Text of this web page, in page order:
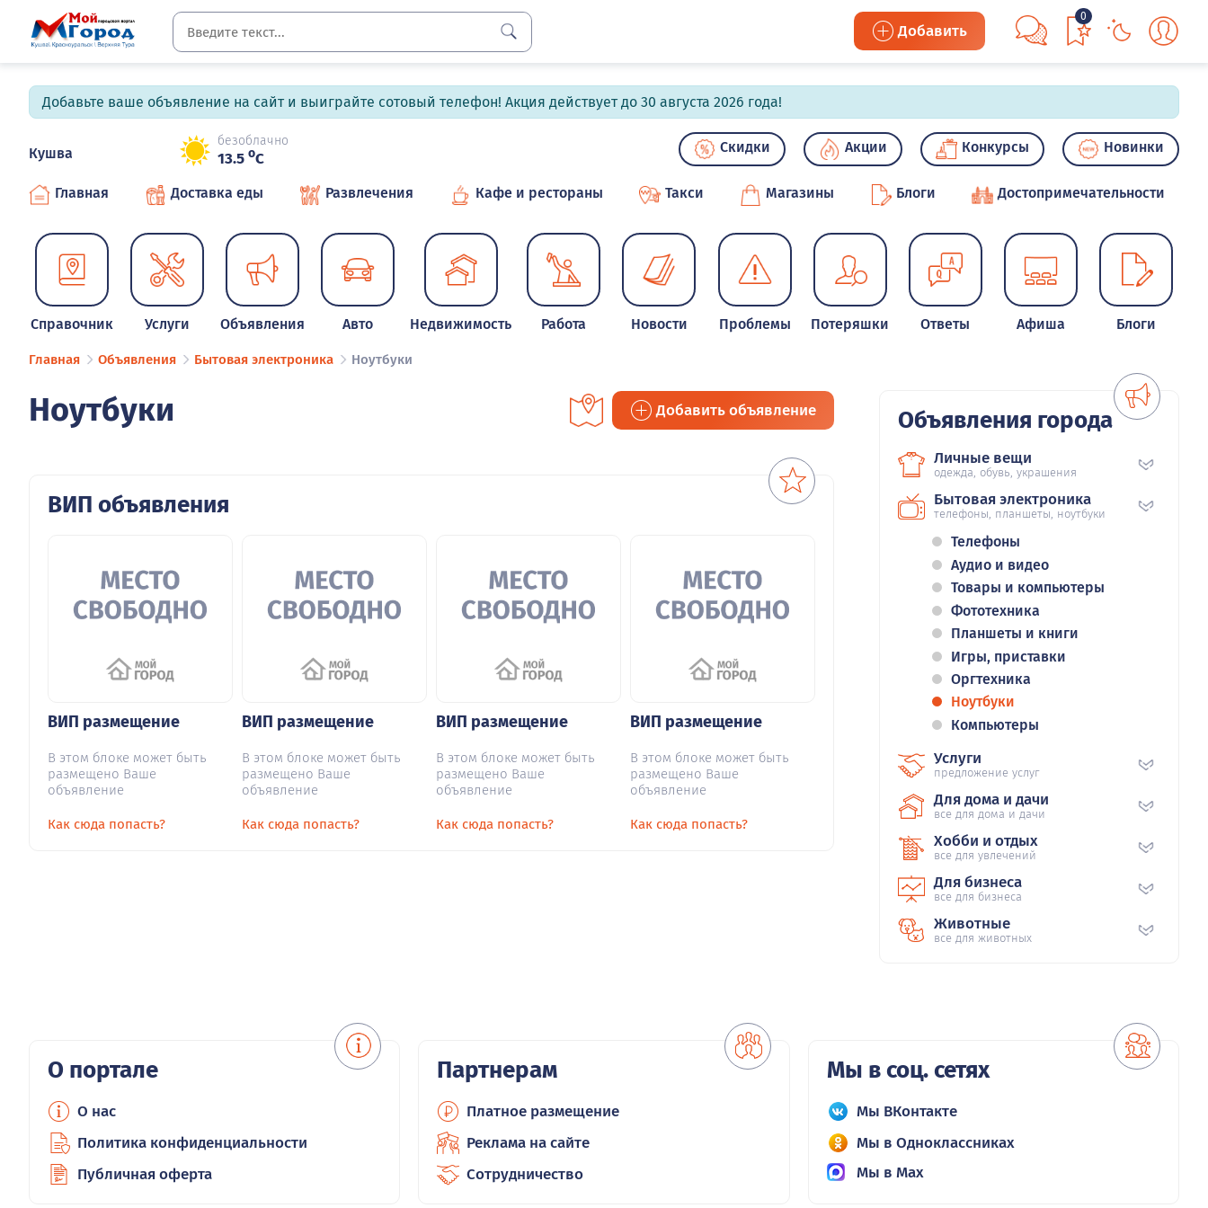
Добавить
0
Добавьте ваше объявление на сайт и выиграйте сотовый телефон! Акция действует до 30 августа 2026 года!
Кушва
безоблачно
13.5 oC
Скидки Акции Конкурсы Новинки
Главная Доставка еды Развлечения Кафе и рестораны Такси Магазины Блоги Достопримечательности
Справочник Услуги Объявления Авто Недвижимость Работа Новости Проблемы Потеряшки Ответы Афиша Блоги
Главная Объявления Бытовая электроника Ноутбуки
Ноутбуки Добавить объявление
ВИП объявления
ВИП размещение
В этом блоке может быть
размещено Ваше
объявление
Как сюда попасть?
ВИП размещение
В этом блоке может быть
размещено Ваше
объявление
Как сюда попасть?
ВИП размещение
В этом блоке может быть
размещено Ваше
объявление
Как сюда попасть?
ВИП размещение
В этом блоке может быть
размещено Ваше
объявление
Как сюда попасть?
Объявления города
Личные вещи
одежда, обувь, украшения
Бытовая электроника
телефоны, планшеты, ноутбуки
Телефоны
Аудио и видео
Товары и компьютеры
Фототехника
Планшеты и книги
Игры, приставки
Оргтехника
Ноутбуки
Компьютеры
Услуги
предложение услуг
Для дома и дачи
все для дома и дачи
Хобби и отдых
все для увлечений
Для бизнеса
все для бизнеса
Животные
все для животных
О портале
О нас
Политика конфиденциальности
Публичная оферта
Партнерам
Платное размещение
Реклама на сайте
Сотрудничество
Мы в соц. сетях
Мы ВКонтакте
Мы в Одноклассниках
Мы в Max